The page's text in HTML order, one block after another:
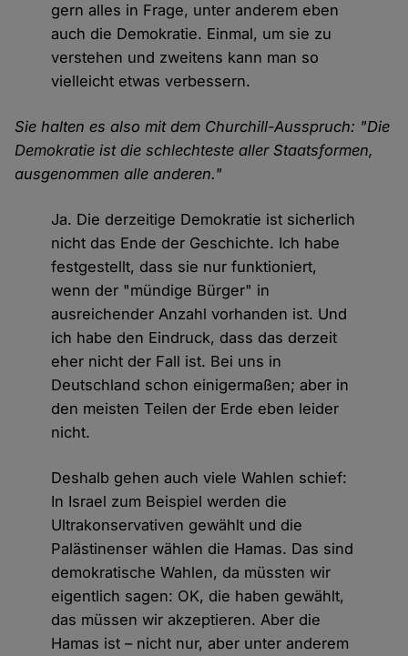
gern alles in Frage, unter anderem eben
auch die Demokratie. Einmal, um sie zu
verstehen und zweitens kann man so
vielleicht etwas verbessern.
Sie halten es also mit dem Churchill-Ausspruch: "Die
Demokratie ist die schlechteste aller Staatsformen,
ausgenommen alle anderen."
Ja. Die derzeitige Demokratie ist sicherlich
nicht das Ende der Geschichte. Ich habe
festgestellt, dass sie nur funktioniert,
wenn der "mündige Bürger" in
ausreichender Anzahl vorhanden ist. Und
ich habe den Eindruck, dass das derzeit
eher nicht der Fall ist. Bei uns in
Deutschland schon einigermaßen; aber in
den meisten Teilen der Erde eben leider
nicht.
Deshalb gehen auch viele Wahlen schief:
In Israel zum Beispiel werden die
Ultrakonservativen gewählt und die
Palästinenser wählen die Hamas. Das sind
demokratische Wahlen, da müssten wir
eigentlich sagen: OK, die haben gewählt,
das müssen wir akzeptieren. Aber die
Hamas ist – nicht nur, aber unter anderem